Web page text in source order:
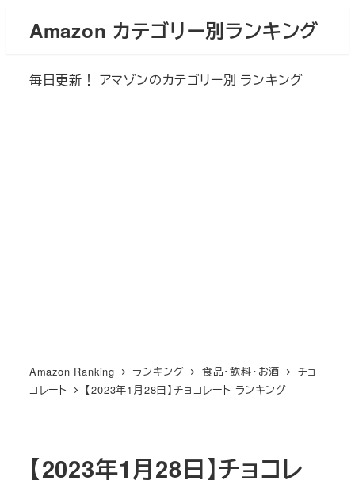
Amazon カテゴリー別ランキング
毎日更新！ アマゾンのカテゴリー別 ランキング
Amazon Ranking ランキング 食品・飲料・お酒
チョ
コレート
【2023年1月28日】チョコレート ランキング
【2023年1月28日】チョコレ